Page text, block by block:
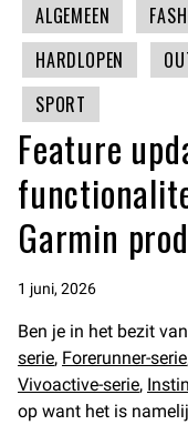
ALGEMEEN
HARDLOPEN
SPORT
Feature
Garmin
1 juni, 2026
Ben je in het bezit
serie, Forerunner-serie
Vivoactive-serie,
op want het is